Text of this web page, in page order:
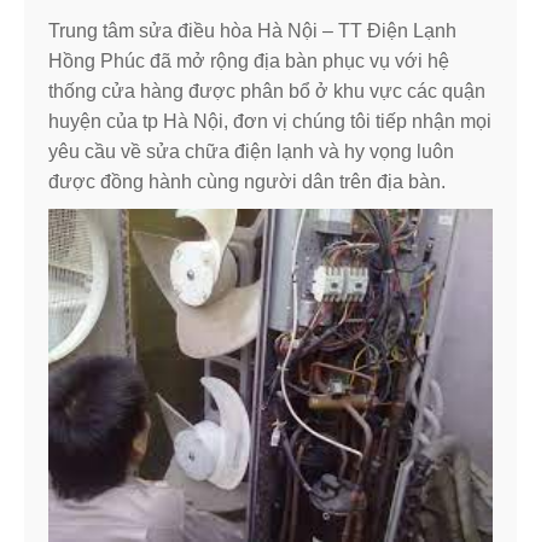
Trung tâm sửa điều hòa Hà Nội – TT Điện Lạnh
Hồng Phúc đã mở rộng địa bàn phục vụ với hệ
thống cửa hàng được phân bổ ở khu vực các quận
huyện của tp Hà Nội, đơn vị chúng tôi tiếp nhận mọi
yêu cầu về sửa chữa điện lạnh và hy vọng luôn
được đồng hành cùng người dân trên địa bàn.